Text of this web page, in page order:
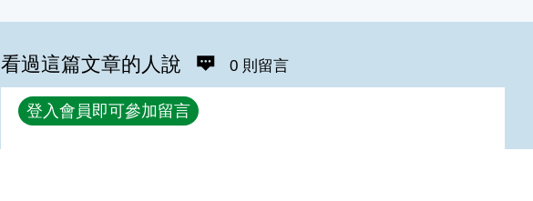
看過這篇文章的人說 0 則留言
回覆
登入會員即可參加留言